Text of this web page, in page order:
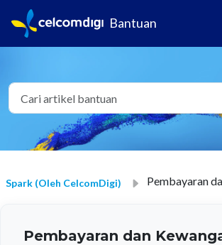
Bantuan
Spark (oleh CelcomDigi) Pembayaran
Pembayaran dan